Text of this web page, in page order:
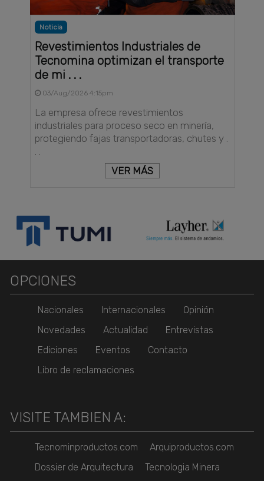
Noticia
Revestimientos Industriales de
Tecnomina optimizan el transporte
de mi . . .
03/Aug/2026 4:15pm
La empresa ofrece revestimientos
industriales para proceso seco en minería,
protegiendo fajas transportadoras, chutes y .
VER MÁS
OPCIONES
Nacionales Internacionales
Opinión
Novedades
Actualidad
Entrevistas
Ediciones
Eventos
Contacto
Libro de reclamaciones
VISITE TAMBIEN A:
Tecnominproductos.com
Arquiproductos.com
Dossier de Arquitectura
Tecnologia Minera